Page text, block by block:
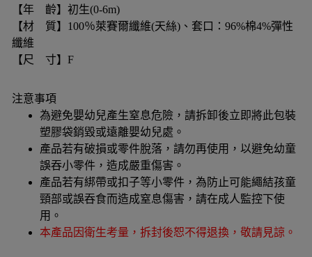
【年 齡】初生(0-6m)
【材 質】100％萊賽爾纖維(天絲)、套口：96%棉4%彈性
纖維
【尺 寸】F
注意事項
為避免嬰幼兒產生窒息危險，請拆卸後立即將此包裝
塑膠袋銷毀或遠離嬰幼兒處。
產品若有破損或零件脫落，請勿再使用，以避免幼童
誤吞小零件，造成嚴重傷害。
產品若有綁帶或扣子等小零件，為防止可能繩結孩童
頸部或誤吞食而造成窒息傷害，請在成人監控下使
用。
本產品因衛生考量，拆封後恕不得退換，敬請見諒。